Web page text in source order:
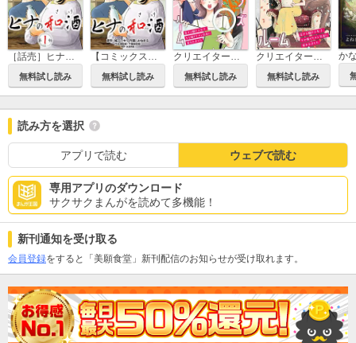
［話売］ヒナの和酒
無料試し読み
【コミックス版】ヒナの和酒
無料試し読み 無料試し読み 無料試し読み
か
読み方を選択
アプリで読む ウェブで読む
専用アプリのダウンロード
サクサクまんがを読めて多機能！
新刊通知を受け取る
会員登録をすると「美願食堂」新刊配信のお知らせが受け取れます。